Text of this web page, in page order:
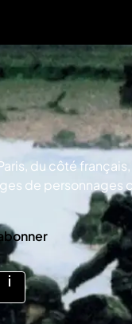
du côté
de
Thomas. ©
Voir
plus